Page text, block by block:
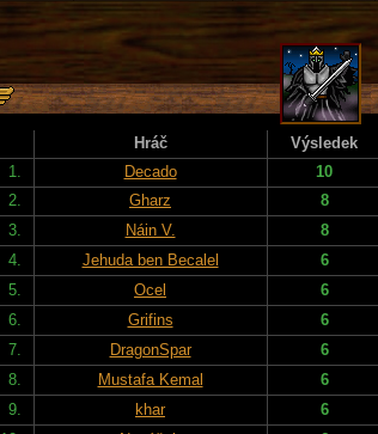
Hráč Výsledek
1.
Decado 10
2.
Gharz 8
3.
Náin V. 8
4.
Jehuda ben Becalel 6
5.
Ocel 6
6.
Grifins 6
7.
DragonSpar 6
8.
Mustafa Kemal 6
9.
khar 6